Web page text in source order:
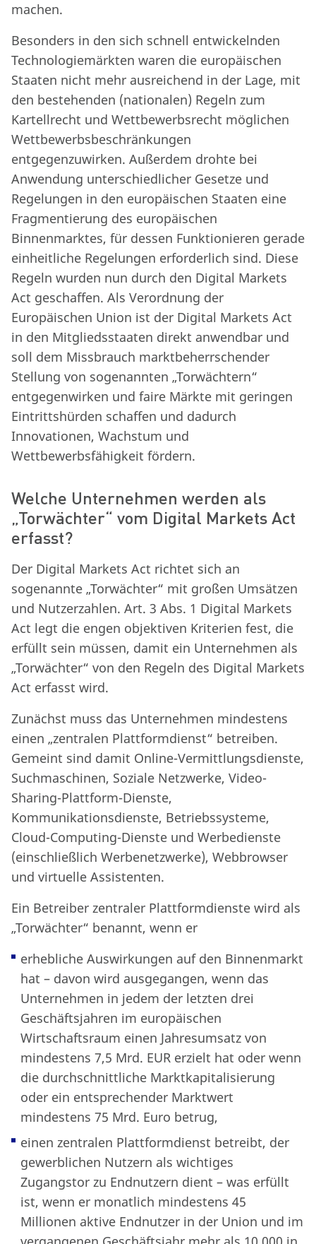
machen.
Besonders in den sich schnell entwickelnden
Technologiemärkten waren die europäischen
Staaten nicht mehr ausreichend in der Lage, mit
den bestehenden (nationalen) Regeln zum
Kartellrecht und Wettbewerbsrecht möglichen
Wettbewerbsbeschränkungen
entgegenzuwirken. Außerdem drohte bei
Anwendung unterschiedlicher Gesetze und
Regelungen in den europäischen Staaten eine
Fragmentierung des europäischen
Binnenmarktes, für dessen Funktionieren gerade
einheitliche Regelungen erforderlich sind. Diese
Regeln wurden nun durch den Digital Markets
Act geschaffen. Als Verordnung der
Europäischen Union ist der Digital Markets Act
in den Mitgliedsstaaten direkt anwendbar und
soll dem Missbrauch marktbeherrschender
Stellung von sogenannten „Torwächtern“
entgegenwirken und faire Märkte mit geringen
Eintrittshürden schaffen und dadurch
Innovationen, Wachstum und
Wettbewerbsfähigkeit fördern.
Welche Unternehmen werden als
„Torwächter“ vom Digital Markets Act
erfasst?
Der Digital Markets Act richtet sich an
sogenannte „Torwächter“ mit großen Umsätzen
und Nutzerzahlen. Art. 3 Abs. 1 Digital Markets
Act legt die engen objektiven Kriterien fest, die
erfüllt sein müssen, damit ein Unternehmen als
„Torwächter“ von den Regeln des Digital Markets
Act erfasst wird.
Zunächst muss das Unternehmen mindestens
einen „zentralen Plattformdienst“ betreiben.
Gemeint sind damit Online-Vermittlungsdienste,
Suchmaschinen, Soziale Netzwerke, Video-
Sharing-Plattform-Dienste,
Kommunikationsdienste, Betriebssysteme,
Cloud-Computing-Dienste und Werbedienste
(einschließlich Werbenetzwerke), Webbrowser
und virtuelle Assistenten.
Ein Betreiber zentraler Plattformdienste wird als
„Torwächter“ benannt, wenn er
erhebliche Auswirkungen auf den Binnenmarkt
hat – davon wird ausgegangen, wenn das
Unternehmen in jedem der letzten drei
Geschäftsjahren im europäischen
Wirtschaftsraum einen Jahresumsatz von
mindestens 7,5 Mrd. EUR erzielt hat oder wenn
die durchschnittliche Marktkapitalisierung
oder ein entsprechender Marktwert
mindestens 75 Mrd. Euro betrug,
einen zentralen Plattformdienst betreibt, der
gewerblichen Nutzern als wichtiges
Zugangstor zu Endnutzern dient – was erfüllt
ist, wenn er monatlich mindestens 45
Millionen aktive Endnutzer in der Union und im